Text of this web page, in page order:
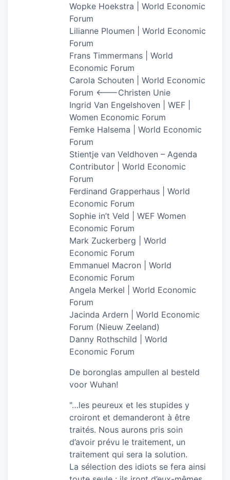
Wopke Hoekstra | World Economic
Forum
Lilianne Ploumen | World Economic
Forum
Frans Timmermans | World
Economic Forum
Carola Schouten | World Economic
Forum <——-Christen Unie
Ingrid Van Engelshoven | WEF |
Women Economic Forum
Femke Halsema | World Economic
Forum
Stientje van Veldhoven – Agenda
Contributor | World Economic
Forum
Ferdinand Grapperhaus | World
Economic Forum
Sophie in’t Veld | WEF Women
Economic Forum
Mark Zuckerberg | World
Economic Forum
Emmanuel Macron | World
Economic Forum
Angela Merkel | World Economic
Forum
Jacinda Ardern | World Economic
Forum (Nieuw Zeeland)
Danny Rothschild | World
Economic Forum
De boronglas ampullen al besteld
voor Wuhan!
"…les peureux et les stupides y
croiront et demanderont à être
traités. Nous aurons pris soin
d’avoir prévu le traitement, un
traitement qui sera la solution.
La sélection des idiots se fera ainsi